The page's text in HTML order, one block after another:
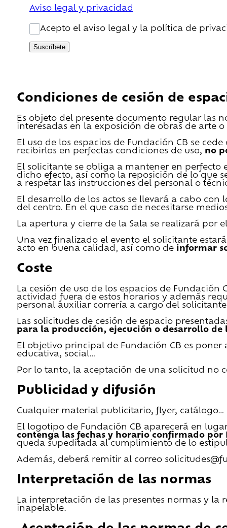
Aviso legal y privacidad
Acepto el aviso legal y la política de
Suscríbete
Condiciones de cesión de
Es objeto del presente documento regular las
interesadas en la exposición de obras de arte
El uso de los espacios de Fundación CB se
recibirlos en perfectas condiciones de uso, no
El solicitante se obliga a mantener en perfecto
dicho efecto, así como la reposición de lo que
a respetar las instrucciones del personal o
El desarrollo de los actos se llevará a cabo
del centro. En el que caso de necesitarse
La apertura y cierre de la Sala se realizará por
Una vez finalizado el evento el solicitante
acto en buena calidad, así como de informar
Coste
La cesión de uso de los espacios de
actividad fuera de estos horarios y además
personal auxiliar correría a cargo del
Las solicitudes de cesión de espacio
para la producción, ejecución o desarrollo de
El objetivo principal de Fundación CB es
educativa, social…
Por lo tanto, la aceptación de una solicitud
Publicidad y difusión
Cualquier material publicitario, flyer, catálogo…
El logotipo de Fundación CB aparecerá en
contenga las fechas y horario confirmado por
queda supeditada al cumplimiento de lo
Además, deberá remitir al correo
Interpretación de las normas
La interpretación de las presentes normas y la
inapelable.